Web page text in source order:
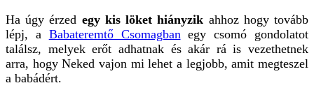
Ha úgy érzed egy kis löket hiányzik ahhoz hogy tovább
lépj, a Babateremtő Csomagban egy csomó gondolatot
találsz, melyek erőt adhatnak és akár rá is vezethetnek
arra, hogy Neked vajon mi lehet a legjobb, amit megteszel
a babádért.